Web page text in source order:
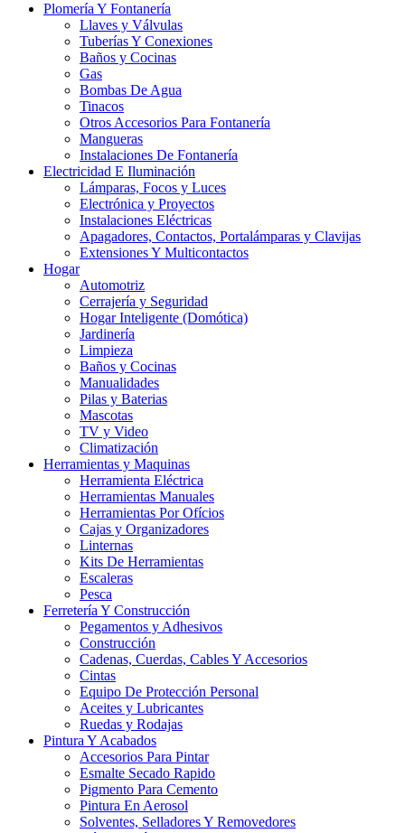
Plomería Y Fontanería
Llaves y Válvulas
Tuberías Y Conexiones
Baños y Cocinas
Gas
Bombas De Agua
Tinacos
Otros Accesorios Para Fontanería
Mangueras
Instalaciones De Fontanería
Electricidad E Iluminación
Lámparas, Focos y Luces
Electrónica y Proyectos
Instalaciones Eléctricas
Apagadores, Contactos, Portalámparas y Clavijas
Extensiones Y Multicontactos
Hogar
Automotriz
Cerrajería y Seguridad
Hogar Inteligente (Domótica)
Jardinería
Limpieza
Baños y Cocinas
Manualidades
Pilas y Baterias
Mascotas
TV y Video
Climatización
Herramientas y Maquinas
Herramienta Eléctrica
Herramientas Manuales
Herramientas Por Ofícios
Cajas y Organizadores
Linternas
Kits De Herramientas
Escaleras
Pesca
Ferretería Y Construcción
Pegamentos y Adhesivos
Construcción
Cadenas, Cuerdas, Cables Y Accesorios
Cintas
Equipo De Protección Personal
Aceites y Lubricantes
Ruedas y Rodajas
Pintura Y Acabados
Accesorios Para Pintar
Esmalte Secado Rapido
Pigmento Para Cemento
Pintura En Aerosol
Solventes, Selladores Y Removedores